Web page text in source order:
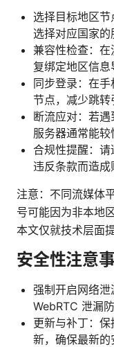
选择目标地区节
选择对应国家的
兼容性检查：
复绑定地区信息
同步登录：在
节点，减少跳转
断流应对：若
服务器通常能较
合规性提醒：
违反条款而造成
注意：不同流媒体
号可能因为非本地
本文仅就技术层面
安全性注意
强制开启网络泄
WebRTC 泄漏
更新与补丁：
新，确保最新的